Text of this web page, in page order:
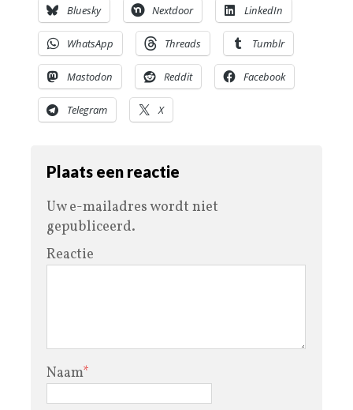
Bluesky Nextdoor LinkedIn
WhatsApp Threads Tumblr
Mastodon Reddit Facebook
Telegram X
Plaats een reactie
Uw e-mailadres wordt niet
gepubliceerd.
Reactie
Naam*